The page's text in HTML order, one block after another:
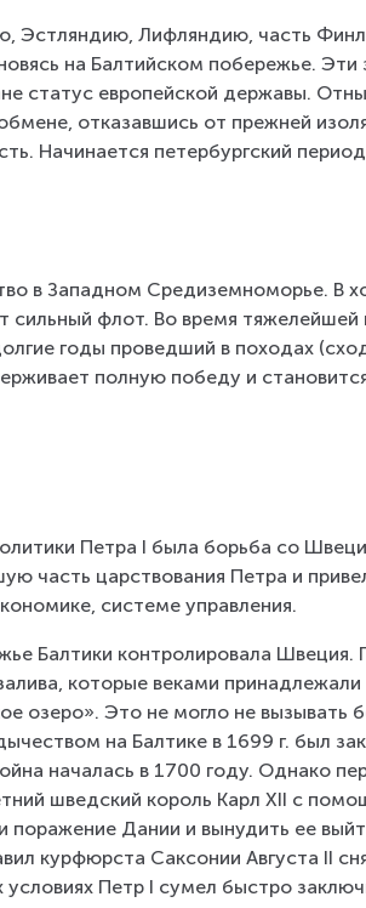
Эстляндию, Лифляндию, часть
на Балтийском побережье. Эти
статус европейской державы.
отказавшись от прежней
Начинается петербургский
в Западном Средиземноморье. В
флот. Во время тяжелейшей
годы проведший в походах
полную победу и
Петра I была борьба со
часть царствования Петра и
системе управления.
Балтики контро­лировала Швеция.
которые веками
озеро». Это не могло не вызывать
на Балтике в 1699 г. был
началась в 1700 году. Однако
швед­ский король Карл XII с
поражение Дании и вынудить ее
курфюрста Саксонии Августа II
Петр I сумел быстро